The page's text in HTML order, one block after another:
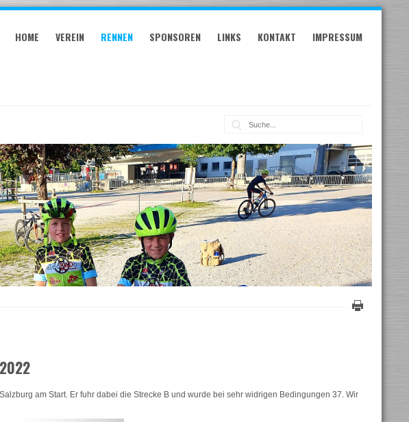
HOME VEREIN RENNEN SPONSOREN LINKS KONTAKT IMPRESSUM
Suche:
am Start. Er fuhr dabei die Strecke B und wurde bei sehr widrigen Bedingungen 37. Wir